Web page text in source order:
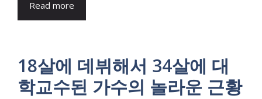
Read more
18살에 데뷔해서 34살에 대
학교수된 가수의 놀라운 근황